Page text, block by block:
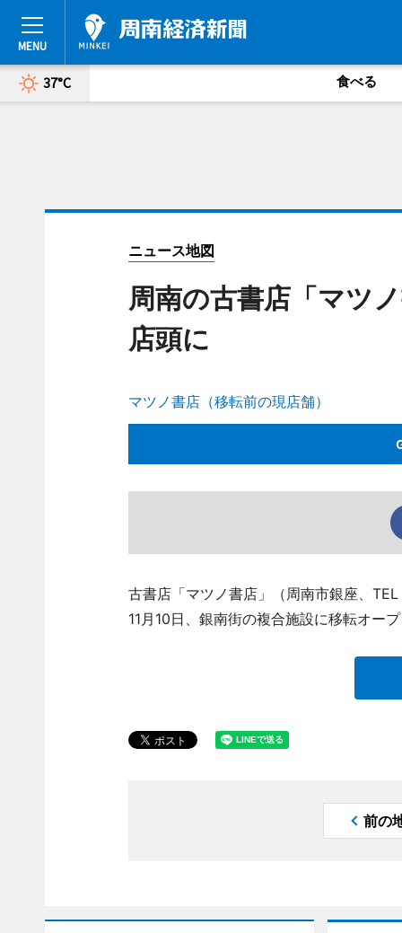
37°C 食べる
ニュース地図
周南の古書店「マツ
店頭に
マツノ書店（移転前の現店舗）
古書店「マツノ書店」（周南市銀座、
11月10日、銀南街の複合施設に移転オー
前の